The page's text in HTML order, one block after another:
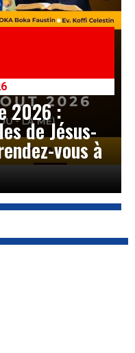
2026 :
de Jésus-
vous à